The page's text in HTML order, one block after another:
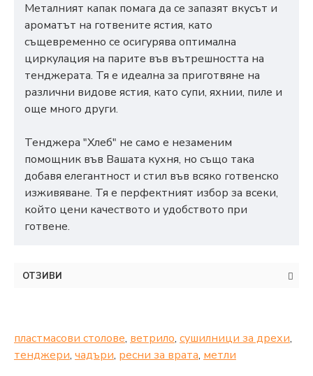
Металният капак помага да се запазят вкусът и
ароматът на готвените ястия, като
същевременно се осигурява оптимална
циркулация на парите във вътрешността на
тенджерата. Тя е идеална за приготвяне на
различни видове ястия, като супи, яхнии, пиле и
още много други.
Тенджера "Хлеб" не само е незаменим
помощник във Вашата кухня, но също така
добавя елегантност и стил във всяко готвенско
изживяване. Тя е перфектният избор за всеки,
който цени качеството и удобството при
готвене.
ОТЗИВИ
пластмасови столове, ветрило, сушилници за дрехи,
тенджери, чадъри, ресни за врата, метли